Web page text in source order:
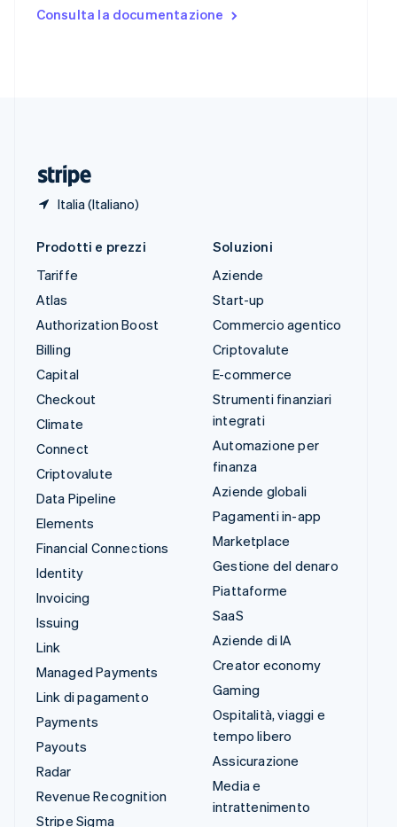
Consulta la documentazione
Italia (Italiano)
English Español简体中文
Prodotti e prezzi
Tariffe
Atlas
Authorization Boost
Billing
Capital
Checkout
Climate
Connect
Criptovalute
Data Pipeline
Elements
Financial Connections
Identity
Invoicing
Issuing
Link
Managed Payments
Link di pagamento
Payments
Payouts
Radar
Revenue Recognition
Stripe Sigma
Soluzioni
Aziende
Start-up
Commercio agentico
Criptovalute
E-commerce
Strumenti finanziari
integrati
Automazione per
finanza
Aziende globali
Pagamenti in-app
Marketplace
Gestione del denaro
Piattaforme
SaaS
Aziende di IA
Creator economy
Gaming
Ospitalità, viaggi e
tempo libero
Assicurazione
Media e
intrattenimento